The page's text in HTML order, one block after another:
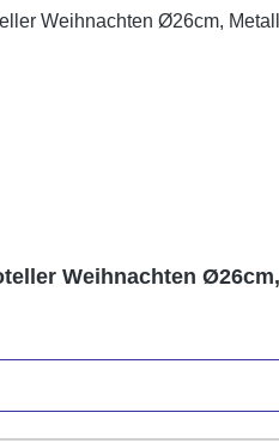
Weihnachten